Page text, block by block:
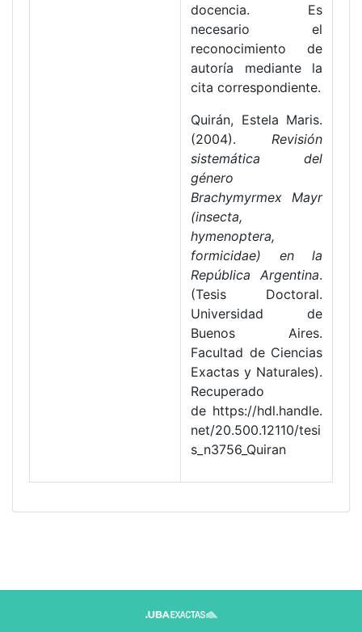
docencia. Es
necesario el
reconocimiento de
autoría mediante la
cita correspondiente.
Quirán, Estela Maris.
(2004). Revisión
sistemática del
género
Brachymyrmex Mayr
(insecta,
hymenoptera,
formicidae) en la
República Argentina.
(Tesis Doctoral.
Universidad de
Buenos Aires.
Facultad de Ciencias
Exactas y Naturales).
Recuperado
de https://hdl.handle.
net/20.500.12110/tesi
s_n3756_Quiran